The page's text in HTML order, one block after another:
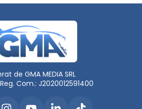
de GMA MEDIA SRL
Com.: J2020012591400